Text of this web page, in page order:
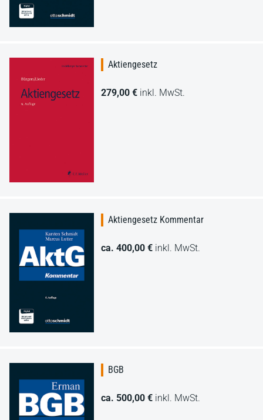
Aktiengesetz
279,00 € inkl. MwSt.
Aktiengesetz Kommentar
ca. 400,00 € inkl. MwSt.
BGB
ca. 500,00 € inkl. MwSt.